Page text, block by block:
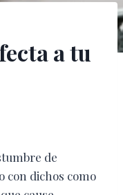
a tu
de
con dichos como